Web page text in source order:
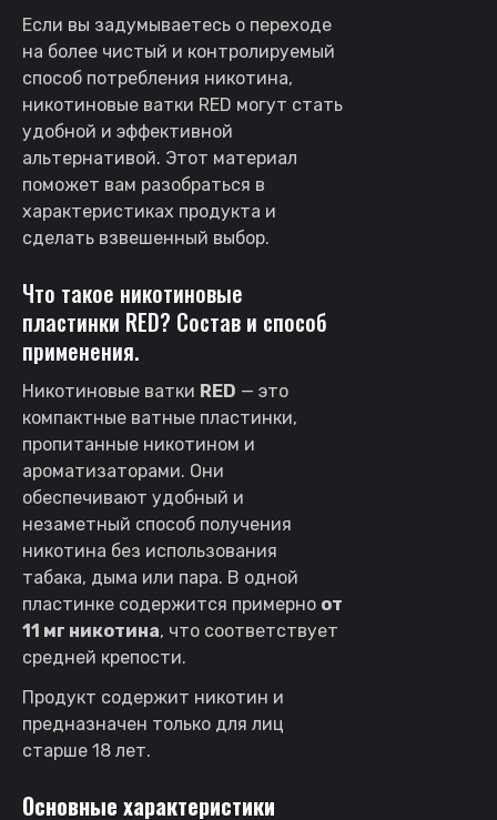
Если вы задумываетесь о переходе
на более чистый и контролируемый
способ потребления никотина,
никотиновые ватки RED могут стать
удобной и эффективной
альтернативой. Этот материал
поможет вам разобраться в
характеристиках продукта и
сделать взвешенный выбор.
Что такое никотиновые
пластинки RED? Состав и способ
применения.
Никотиновые ватки RED — это
компактные ватные пластинки,
пропитанные никотином и
ароматизаторами. Они
обеспечивают удобный и
незаметный способ получения
никотина без использования
табака, дыма или пара. В одной
пластинке содержится примерно от
11 мг никотина, что соответствует
средней крепости.
Продукт содержит никотин и
предназначен только для лиц
старше 18 лет.
Основные характеристики